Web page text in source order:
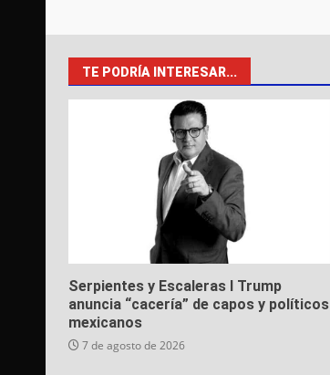
TE PODRÍA INTERESAR...
Serpientes y Escaleras I Trump
anuncia “cacería” de capos y políticos
mexicanos
7 de agosto de 2026